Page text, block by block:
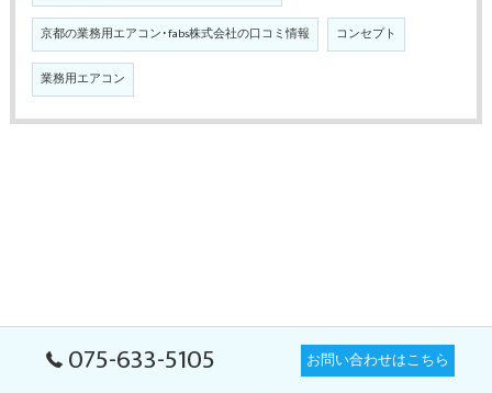
京都の業務用エアコン･fabs株式会社の口コミ情報 コンセプト
業務用エアコン
075-633-5105 お問い合わせはこちら